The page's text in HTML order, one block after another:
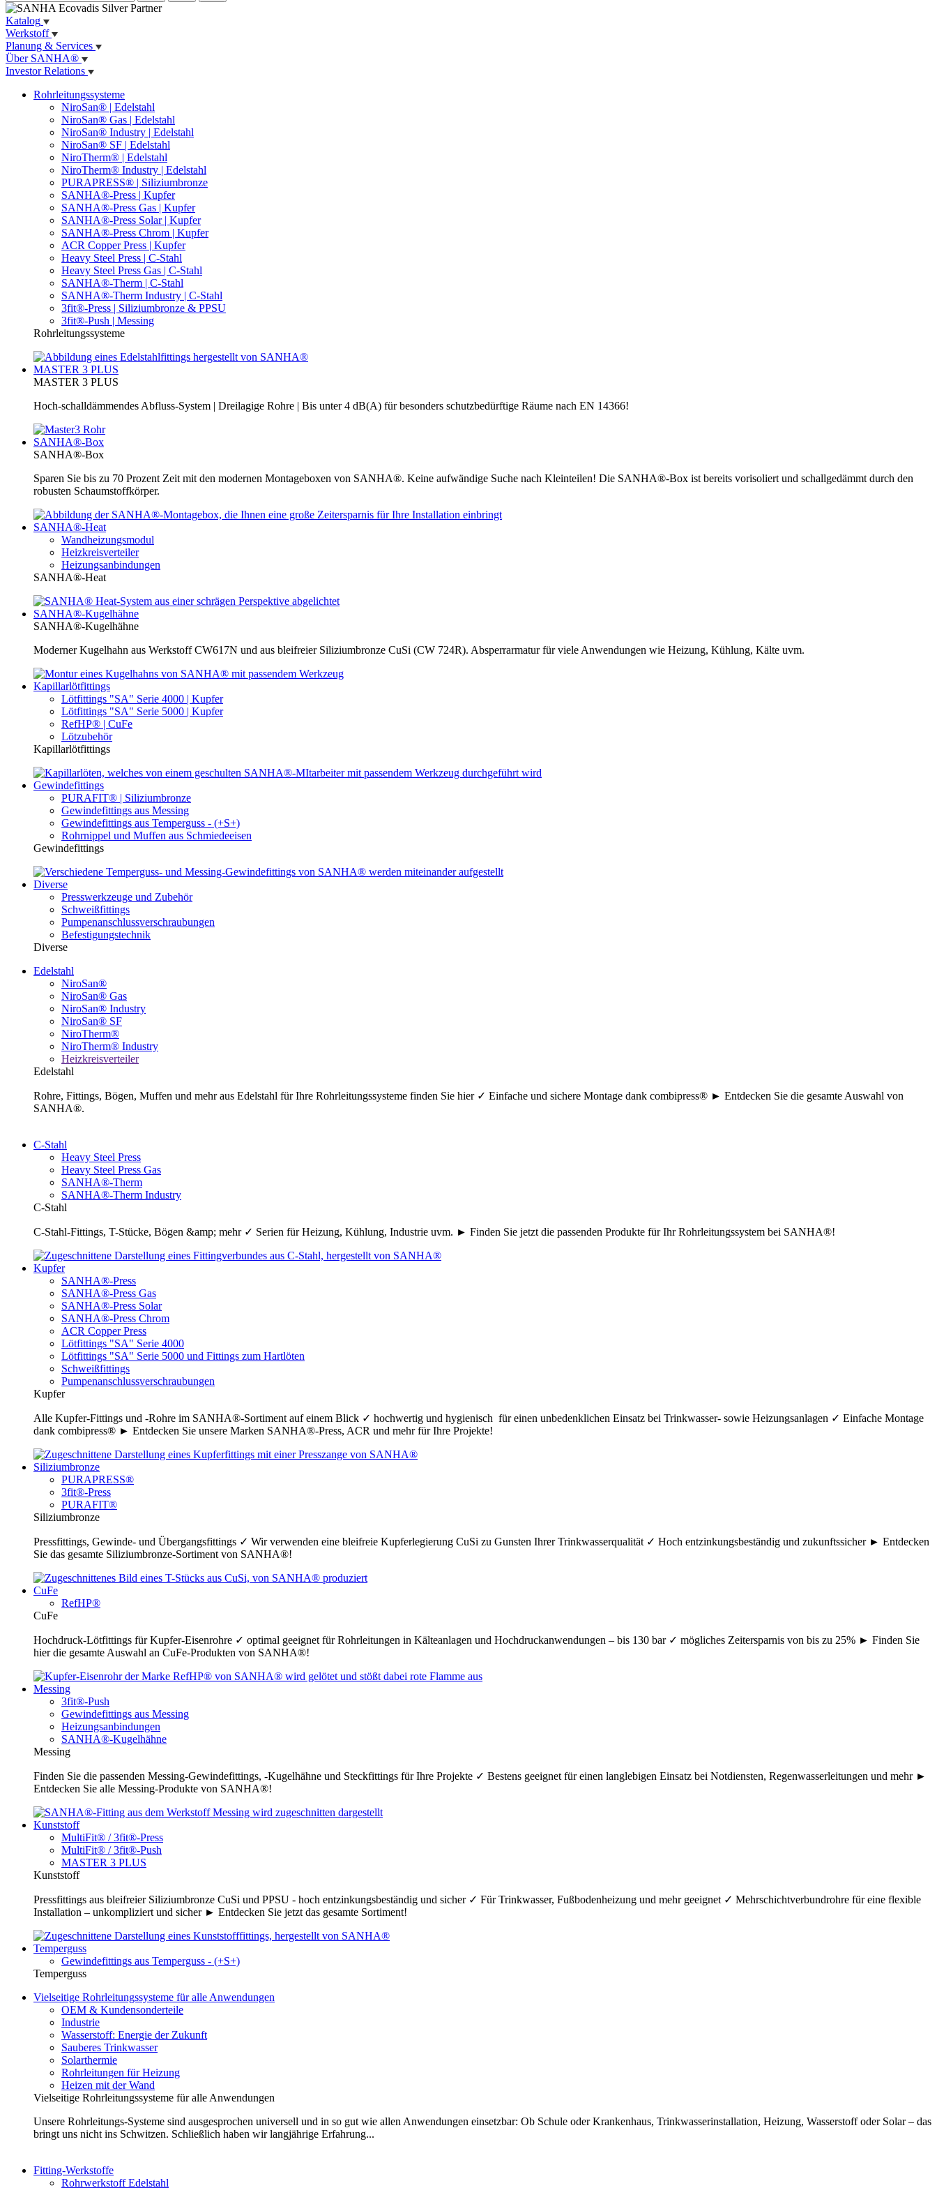
Katalog
Werkstoff
Planung & Services
Über SANHA®
Investor Relations
Rohrleitungssysteme
NiroSan® | Edelstahl
NiroSan® Gas | Edelstahl
NiroSan® Industry | Edelstahl
NiroSan® SF | Edelstahl
NiroTherm® | Edelstahl
NiroTherm® Industry | Edelstahl
PURAPRESS® | Siliziumbronze
SANHA®-Press | Kupfer
SANHA®-Press Gas | Kupfer
SANHA®-Press Solar | Kupfer
SANHA®-Press Chrom | Kupfer
ACR Copper Press | Kupfer
Heavy Steel Press | C-Stahl
Heavy Steel Press Gas | C-Stahl
SANHA®-Therm | C-Stahl
SANHA®-Therm Industry | C-Stahl
3fit®-Press | Siliziumbronze & PPSU
3fit®-Push | Messing
Rohrleitungssysteme
MASTER 3 PLUS
MASTER 3 PLUS
Hoch-schalldämmendes Abfluss-System | Dreilagige Rohre | Bis unter 4 dB(A) für besonders schutzbedürftige Räume nach EN 14366!
SANHA®-Box
SANHA®-Box
Sparen Sie bis zu 70 Prozent Zeit mit den modernen Montageboxen von SANHA®. Keine aufwändige Suche nach Kleinteilen! Die SANHA®-Box ist bereits vorisoliert und schallgedämmt durch den
robusten Schaumstoffkörper.
SANHA®-Heat
Wandheizungsmodul
Heizkreisverteiler
Heizungsanbindungen
SANHA®-Heat
SANHA®-Kugelhähne
SANHA®-Kugelhähne
Moderner Kugelhahn aus Werkstoff CW617N und aus bleifreier Siliziumbronze CuSi (CW 724R). Absperrarmatur für viele Anwendungen wie Heizung, Kühlung, Kälte uvm.
Kapillarlötfittings
Lötfittings "SA" Serie 4000 | Kupfer
Lötfittings "SA" Serie 5000 | Kupfer
RefHP® | CuFe
Lötzubehör
Kapillarlötfittings
Gewindefittings
PURAFIT® | Siliziumbronze
Gewindefittings aus Messing
Gewindefittings aus Temperguss - (+S+)
Rohrnippel und Muffen aus Schmiedeeisen
Gewindefittings
Diverse
Presswerkzeuge und Zubehör
Schweißfittings
Pumpenanschlussverschraubungen
Befestigungstechnik
Diverse
Edelstahl
NiroSan®
NiroSan® Gas
NiroSan® Industry
NiroSan® SF
NiroTherm®
NiroTherm® Industry
Heizkreisverteiler
Edelstahl
Rohre, Fittings, Bögen, Muffen und mehr aus Edelstahl für Ihre Rohrleitungssysteme finden Sie hier ✓ Einfache und sichere Montage dank combipress® ► Entdecken Sie die gesamte Auswahl von
SANHA®.
C-Stahl
Heavy Steel Press
Heavy Steel Press Gas
SANHA®-Therm
SANHA®-Therm Industry
C-Stahl
C-Stahl-Fittings, T-Stücke, Bögen &amp; mehr ✓ Serien für Heizung, Kühlung, Industrie uvm. ► Finden Sie jetzt die passenden Produkte für Ihr Rohrleitungssystem bei SANHA®!
Kupfer
SANHA®-Press
SANHA®-Press Gas
SANHA®-Press Solar
SANHA®-Press Chrom
ACR Copper Press
Lötfittings "SA" Serie 4000
Lötfittings "SA" Serie 5000 und Fittings zum Hartlöten
Schweißfittings
Pumpenanschlussverschraubungen
Kupfer
Alle Kupfer-Fittings und -Rohre im SANHA®-Sortiment auf einem Blick ✓ hochwertig und hygienisch für einen unbedenklichen Einsatz bei Trinkwasser- sowie Heizungsanlagen ✓ Einfache Montage
dank combipress® ► Entdecken Sie unsere Marken SANHA®-Press, ACR und mehr für Ihre Projekte!
Siliziumbronze
PURAPRESS®
3fit®-Press
PURAFIT®
Siliziumbronze
Pressfittings, Gewinde- und Übergangsfittings ✓ Wir verwenden eine bleifreie Kupferlegierung CuSi zu Gunsten Ihrer Trinkwasserqualität ✓ Hoch entzinkungsbeständig und zukunftssicher ► Entdecken
Sie das gesamte Siliziumbronze-Sortiment von SANHA®!
CuFe
RefHP®
CuFe
Hochdruck-Lötfittings für Kupfer-Eisenrohre ✓ optimal geeignet für Rohrleitungen in Kälteanlagen und Hochdruckanwendungen – bis 130 bar ✓ mögliches Zeitersparnis von bis zu 25% ► Finden Sie
hier die gesamte Auswahl an CuFe-Produkten von SANHA®!
Messing
3fit®-Push
Gewindefittings aus Messing
Heizungsanbindungen
SANHA®-Kugelhähne
Messing
Finden Sie die passenden Messing-Gewindefittings, -Kugelhähne und Steckfittings für Ihre Projekte ✓ Bestens geeignet für einen langlebigen Einsatz bei Notdiensten, Regenwasserleitungen und mehr ►
Entdecken Sie alle Messing-Produkte von SANHA®!
Kunststoff
MultiFit® / 3fit®-Press
MultiFit® / 3fit®-Push
MASTER 3 PLUS
Kunststoff
Pressfittings aus bleifreier Siliziumbronze CuSi und PPSU - hoch entzinkungsbeständig und sicher ✓ Für Trinkwasser, Fußbodenheizung und mehr geeignet ✓ Mehrschichtverbundrohre für eine flexible
Installation – unkompliziert und sicher ► Entdecken Sie jetzt das gesamte Sortiment!
Temperguss
Gewindefittings aus Temperguss - (+S+)
Temperguss
Vielseitige Rohrleitungssysteme für alle Anwendungen
OEM & Kundensonderteile
Industrie
Wasserstoff: Energie der Zukunft
Sauberes Trinkwasser
Solarthermie
Rohrleitungen für Heizung
Heizen mit der Wand
Vielseitige Rohrleitungssysteme für alle Anwendungen
Unsere Rohrleitungs-Systeme sind ausgesprochen universell und in so gut wie allen Anwendungen einsetzbar: Ob Schule oder Krankenhaus, Trinkwasserinstallation, Heizung, Wasserstoff oder Solar – das
bringt uns nicht ins Schwitzen. Schließlich haben wir langjährige Erfahrung...
Fitting-Werkstoffe
Rohrwerkstoff Edelstahl